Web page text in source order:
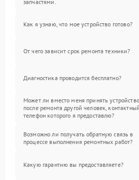
запчастями.
Как я узнаю, что мое устройство готово?
От чего зависит срок ремонта техники?
Диагностика проводится бесплатно?
Может ли вместо меня принять устройство
после ремонта другой человек, контактный
телефон которого я предоставлю?
Возможно ли получать обратную связь в
процессе выполнения ремонтных работ?
Какую гарантию вы предоставляете?